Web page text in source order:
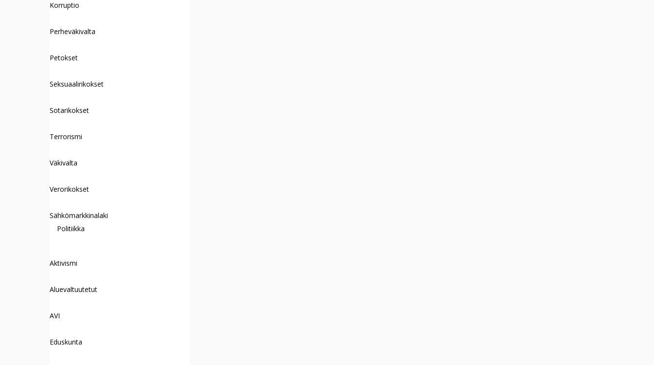
Korruptio
Perheväkivalta
Petokset
Seksuaalirikokset
Sotarikokset
Terrorismi
Väkivalta
Verorikokset
Sähkömarkkinalaki
Politiikka
Aktivismi
Aluevaltuutetut
AVI
Eduskunta